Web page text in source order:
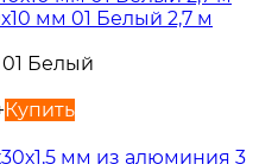
мм 01 Белый 2,7 м
01 Белый
Купить